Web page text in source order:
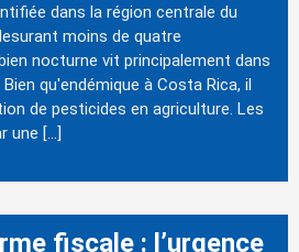
dans la région centrale du
moins de quatre
nocturne vit principalement dans
qu'endémique à Costa Rica, il
de pesticides en agriculture. Les
une […]
fiscale : l’urgence